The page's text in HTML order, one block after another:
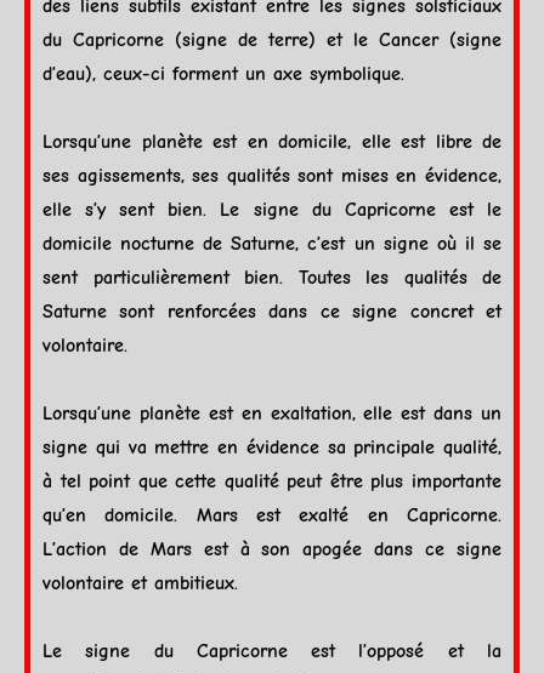
des liens subtils existant entre les signes solsticiaux
du Capricorne (signe deterre) et le Cancer(signe
d’eau), ceux-ci forment un axe symbolique.
Lorsqu’une planèteest en domicile, elle est libre de
ses agissements, ses qualités sont mises en évidence,
elle s’y sent bien. Le signe du Capricorneest le
domicile nocturne deSaturne, c’est un signe où il se
sent particulièrement bien. Toutes les qualités de
Saturne sont renforcées dans ce signe concret et
volontaire.
Lorsqu’une planèteest en exaltation, elle est dans un
signe qui va mettre en évidence sa principale qualité,
à tel point que cette qualité peut être plus importante
qu’endomicile. Marsest exalté enCapricorne.
L’action de Marsest à sonapogée dans ce signe
volontaire et ambitieux.
Le signe du Capricorneest l’opposé et la